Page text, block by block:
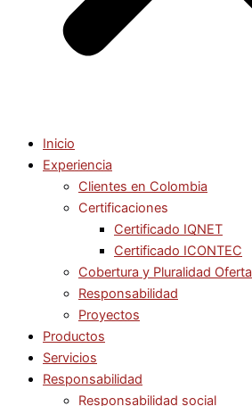
Inicio
Experiencia
Clientes en Colombia
Certificaciones
Certificado IQNET
Certificado ICONTEC
Cobertura y Pluralidad Oferta
Responsabilidad
Proyectos
Productos
Servicios
Responsabilidad
Responsabilidad social